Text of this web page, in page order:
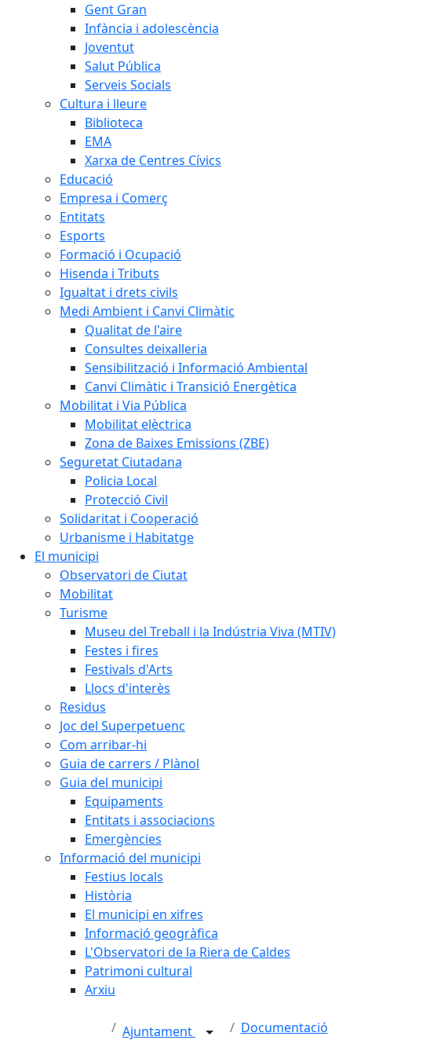
Gent Gran
Infància i adolescència
Joventut
Salut Pública
Serveis Socials
Cultura i lleure
Biblioteca
EMA
Xarxa de Centres Cívics
Educació
Empresa i Comerç
Entitats
Esports
Formació i Ocupació
Hisenda i Tributs
Igualtat i drets civils
Medi Ambient i Canvi Climàtic
Qualitat de l'aire
Consultes deixalleria
Sensibilització i Informació Ambiental
Canvi Climàtic i Transició Energètica
Mobilitat i Via Pública
Mobilitat elèctrica
Zona de Baixes Emissions (ZBE)
Seguretat Ciutadana
Policia Local
Protecció Civil
Solidaritat i Cooperació
Urbanisme i Habitatge
El municipi
Observatori de Ciutat
Mobilitat
Turisme
Museu del Treball i la Indústria Viva (MTIV)
Festes i fires
Festivals d'Arts
Llocs d'interès
Residus
Joc del Superpetuenc
Com arribar-hi
Guia de carrers / Plànol
Guia del municipi
Equipaments
Entitats i associacions
Emergències
Informació del municipi
Festius locals
Història
El municipi en xifres
Informació geogràfica
L'Observatori de la Riera de Caldes
Patrimoni cultural
Arxiu
Ajuntament Documentació